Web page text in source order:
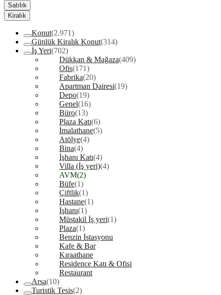
Satılık
Kiralık
Konut(2.971)
Günlük Kiralık Konut(314)
İş Yeri(702)
Dükkan & Mağaza(409)
Ofis(171)
Fabrika(20)
Apartman Dairesi(19)
Depo(19)
Genel(16)
Büro(13)
Plaza Katı(6)
İmalathane(5)
Atölye(4)
Bina(4)
İşhanı Katı(4)
Villa (İş yeri)(4)
AVM(2)
Büfe(1)
Çiftlik(1)
Hastane(1)
İşhanı(1)
Müstakil İş yeri(1)
Plaza(1)
Benzin İstasyonu
Kafe & Bar
Kıraathane
Residence Katı & Ofisi
Restaurant
Arsa(10)
Turistik Tesis(2)